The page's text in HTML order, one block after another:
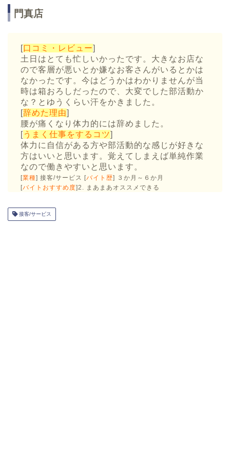
門真店
[口コミ・レビュー]
土日はとても忙しいかったです。大きなお店な
ので客層が悪いとか嫌なお客さんがいるとかは
なかったです。今はどうかはわかりませんが当
時は箱おろしだったので、大変でした部活動か
な？とゆうくらい汗をかきました。
[辞めた理由]
腰が痛くなり体力的には辞めました。
[うまく仕事をするコツ]
体力に自信がある方や部活動的な感じが好きな
方はいいと思います。覚えてしまえば単純作業
なので働きやすいと思います。
[業種] 接客/サービス [バイト歴] ３か月～６か月
[バイトおすすめ度]2. まあまあオススメできる
接客/サービス